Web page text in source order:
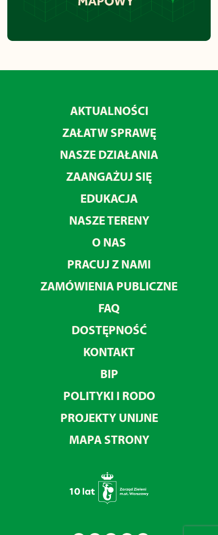
AKTUALNOŚCI
ZAŁATW SPRAWĘ
NASZE DZIAŁANIA
ZAANGAŻUJ SIĘ
EDUKACJA
NASZE TERENY
O NAS
PRACUJ Z NAMI
ZAMÓWIENIA PUBLICZNE
FAQ
DOSTĘPNOŚĆ
KONTAKT
BIP
POLITYKI I RODO
PROJEKTY UNIJNE
MAPA STRONY